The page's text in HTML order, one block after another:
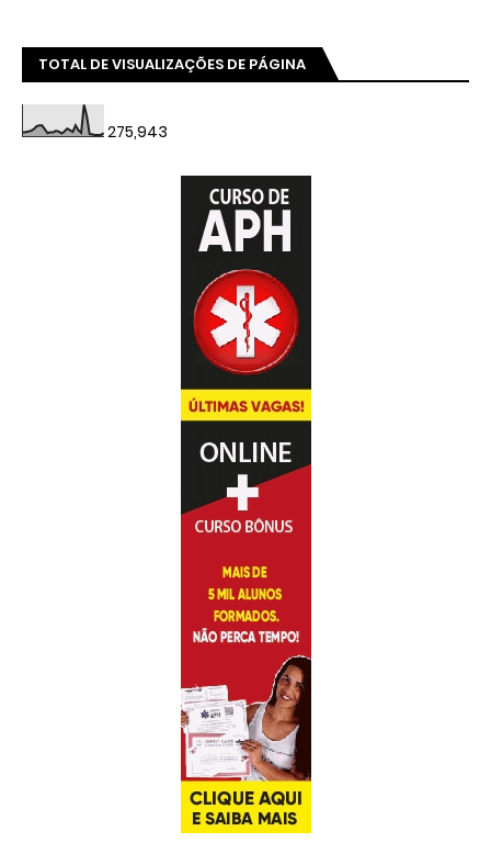
TOTAL DE VISUALIZAÇÕES DE PÁGINA
275,943